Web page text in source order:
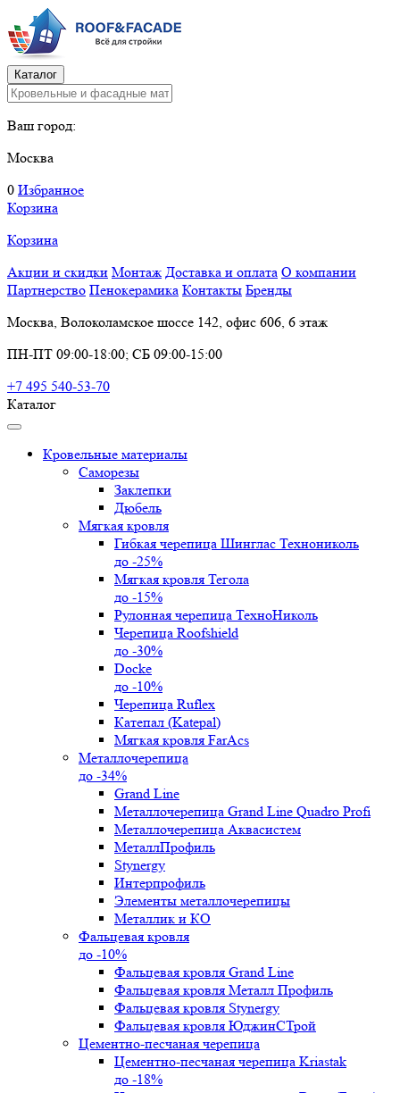
Каталог
Ваш город:
Москва
0 Избранное
Корзина
Корзина
Акции и скидки Монтаж Доставка и оплата О компании
Партнерство Пенокерамика Контакты Бренды
Москва, Волоколамское шоссе 142, офис 606, 6 этаж
ПН-ПТ 09:00-18:00; СБ 09:00-15:00
+7 495 540-53-70
Каталог
Кровельные материалы
Саморезы
Заклепки
Дюбель
Мягкая кровля
Гибкая черепица Шинглас Технониколь
до -25%
Мягкая кровля Тегола
до -15%
Рулонная черепица ТехноНиколь
Черепица Roofshield
до -30%
Docke
до -10%
Черепица Ruflex
Катепал (Katepal)
Мягкая кровля FarAcs
Металлочерепица
до -34%
Grand Line
Металлочерепица Grand Line Quadro Profi
Металлочерепица Аквасистем
МеталлПрофиль
Stynergy
Интерпрофиль
Элементы металлочерепицы
Металлик и КО
Фальцевая кровля
до -10%
Фальцевая кровля Grand Line
Фальцевая кровля Металл Профиль
Фальцевая кровля Stynergy
Фальцевая кровля ЮджинСТрой
Цементно-песчаная черепица
Цементно-песчаная черепица Kriastak
до -18%